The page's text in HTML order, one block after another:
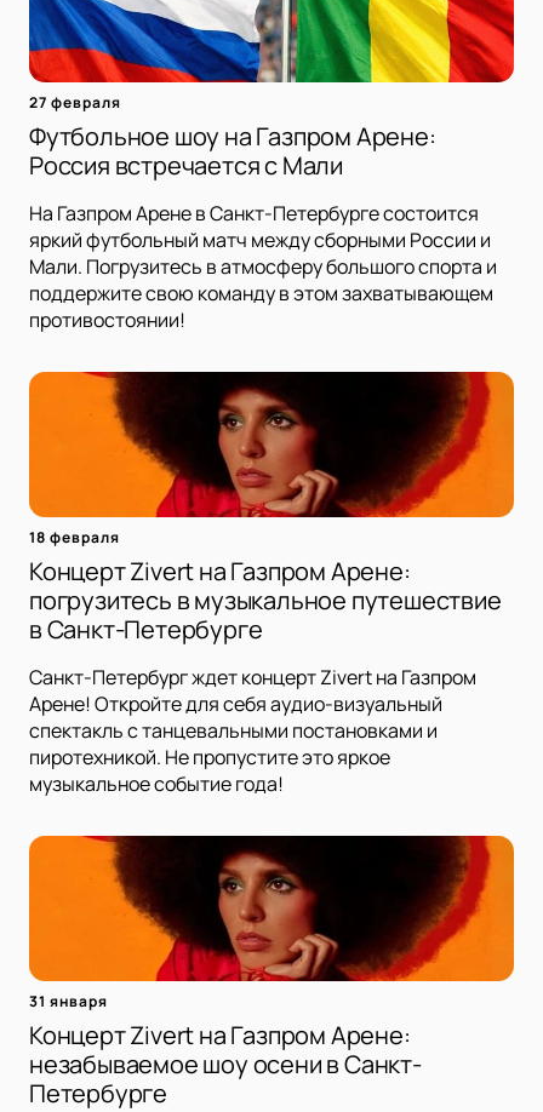
27 февраля
Футбольное шоу на Газпром Арене:
Россия встречается с Мали
На Газпром Арене в Санкт-Петербурге состоится
яркий футбольный матч между сборными России и
Мали. Погрузитесь в атмосферу большого спорта и
поддержите свою команду в этом захватывающем
противостоянии!
18 февраля
Концерт Zivert на Газпром Арене:
погрузитесь в музыкальное путешествие
в Санкт-Петербурге
Санкт-Петербург ждет концерт Zivert на Газпром
Арене! Откройте для себя аудио-визуальный
спектакль с танцевальными постановками и
пиротехникой. Не пропустите это яркое
музыкальное событие года!
31 января
Концерт Zivert на Газпром Арене:
незабываемое шоу осени в Санкт-
Петербурге